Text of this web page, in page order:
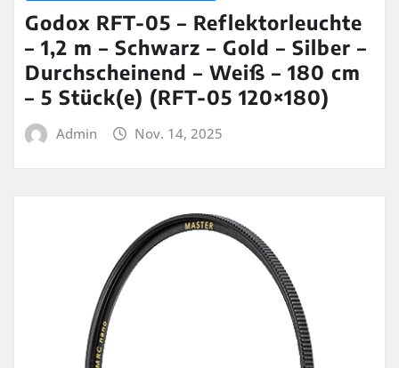
Godox RFT-05 – Reflektorleuchte
– 1,2 m – Schwarz – Gold – Silber –
Durchscheinend – Weiß – 180 cm
– 5 Stück(e) (RFT-05 120×180)
Admin Nov. 14, 2025